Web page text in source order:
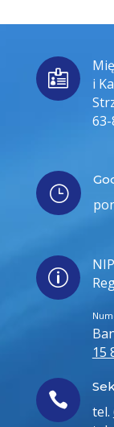

i
}
p
15

tel.